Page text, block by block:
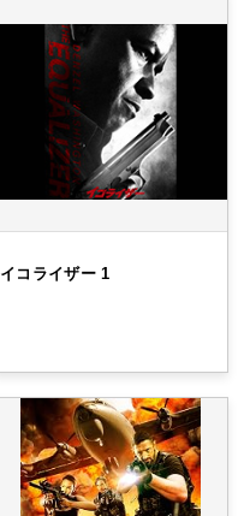
イコライザー 1